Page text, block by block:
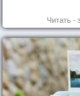
Читать -